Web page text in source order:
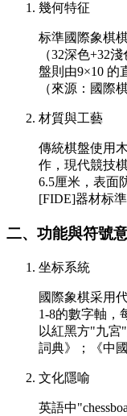
幾何特征
标準國際象棋
（32深色+32
盤則由9×10 的
（來源：國際
材質與工藝
傳統棋盤使用
作，現代競技
6.5厘米，表面
[FIDE]器材标準
二、功能與符號
坐标系統
國際象棋采用
1-8的數字軸，
以紅黑方"九宮
詞典》；《中
文化隱喻
英語中